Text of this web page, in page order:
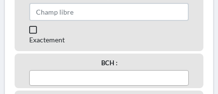
Exactement
BCH :